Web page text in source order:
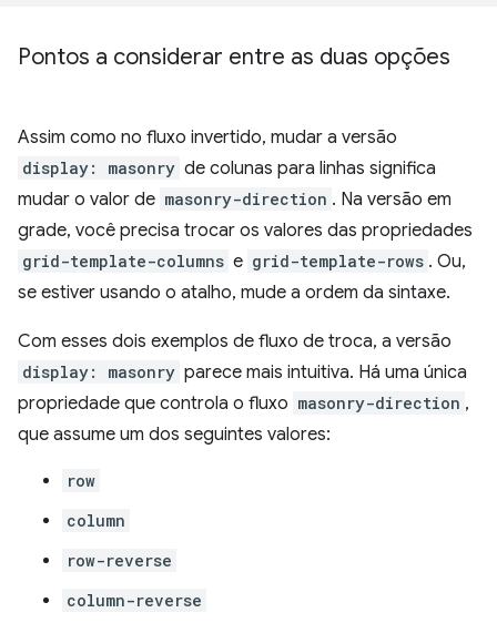
Pontos a considerar entre as duas opções
Assim como no fluxo invertido, mudar a versão
display: masonry de colunas para linhas significa
mudar o valor de masonry-direction . Na versão em
grade, você precisa trocar os valores das propriedades
grid-template-columns e grid-template-rows . Ou,
se estiver usando o atalho, mude a ordem da sintaxe.
Com esses dois exemplos de fluxo de troca, a versão
display: masonry parece mais intuitiva. Há uma única
propriedade que controla o fluxo masonry-direction ,
que assume um dos seguintes valores:
row
column
row-reverse
column-reverse